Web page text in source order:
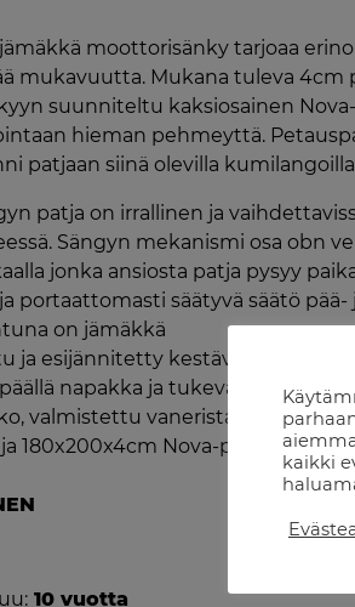
moottorisänky tarjoaa
mukavuutta. Mukana tuleva 4cm
suunniteltu kaksiosainen
hieman pehmeyttä.
patjaan siinä olevilla
patja on irrallinen ja
Sängyn mekanismi osa obn
jonka ansiosta patja pysyy
portaattomasti säätyvä säätö pää-
on jämäkkä
ja esijännitetty kestävä
napakka ja tukeva
valmistettu vanerista
180x200x4cm Nova-petauspatja,
10 vuotta
kaikki